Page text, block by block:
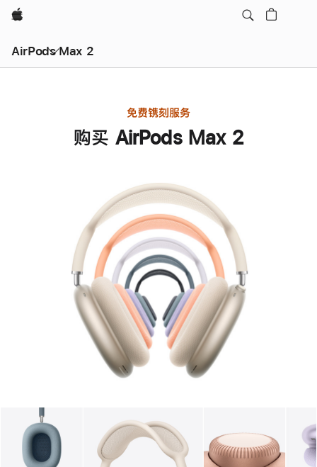
Apple
AirPods Max 2
免费镌刻服务
购买 AirPods Max 2
图库 1 图库 图像 图库 图像